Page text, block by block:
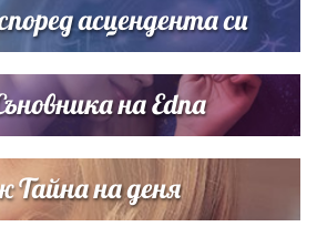
асцендента си
на Edna
Тайна на деня